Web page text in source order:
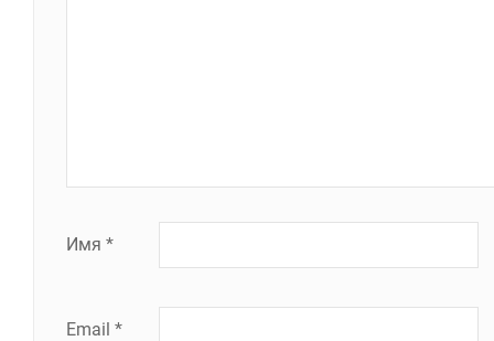
Имя *
Email *